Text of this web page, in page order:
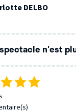
DELBO
n'est